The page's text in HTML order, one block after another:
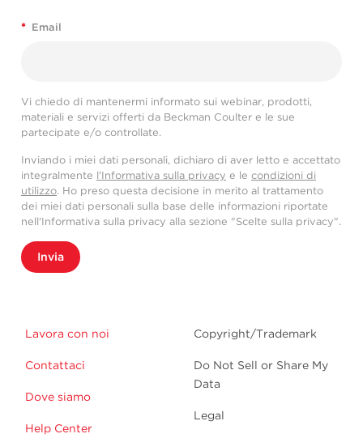
* Email
Vi chiedo di mantenermi informato sui webinar, prodotti,
materiali e servizi offerti da Beckman Coulter e le sue
partecipate e/o controllate.
Inviando i miei dati personali, dichiaro di aver letto e accettato
integralmente l'Informativa sulla privacy e le condizioni di
utilizzo. Ho preso questa decisione in merito al trattamento
dei miei dati personali sulla base delle informazioni riportate
nell'Informativa sulla privacy alla sezione "Scelte sulla privacy".
Invia
Lavora con noi
Contattaci
Dove siamo
Help Center
Copyright/Trademark
Do Not Sell or Share My
Data
Legal